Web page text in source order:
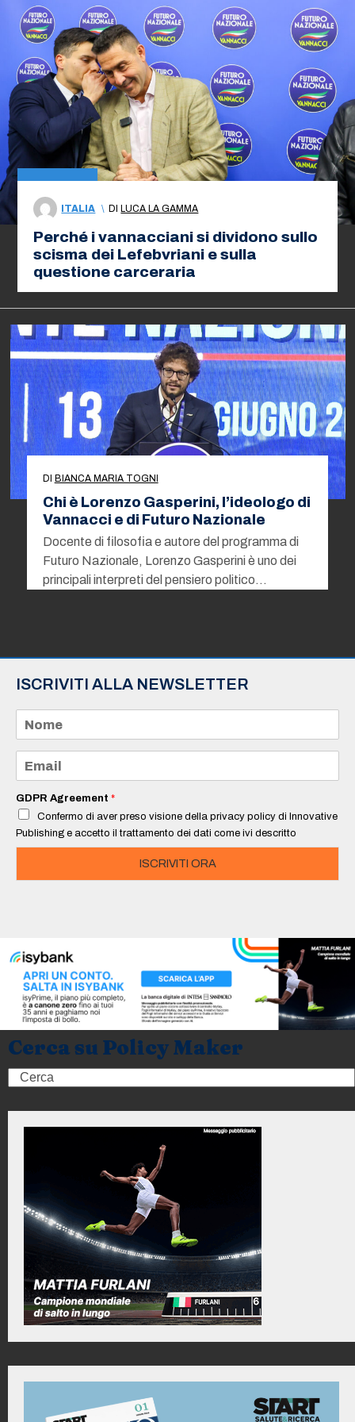
ITALIA \ DI LUCA LA GAMMA
Perché i vannacciani si dividono sullo
scisma dei Lefebvriani e sulla
questione carceraria
DI BIANCA MARIA TOGNI
Chi è Lorenzo Gasperini, l’ideologo di
Vannacci e di Futuro Nazionale
Docente di filosofia e autore del programma di
Futuro Nazionale, Lorenzo Gasperini è uno dei
principali interpreti del pensiero politico…
ISCRIVITI ALLA NEWSLETTER
m
e
a
i
*
GDPR Agreement *
Confermo di aver preso visione della privacy policy di Innovative
Publishing e accetto il trattamento dei dati come ivi descritto
ISCRIVITI ORA
Cerca su Policy Maker
Search